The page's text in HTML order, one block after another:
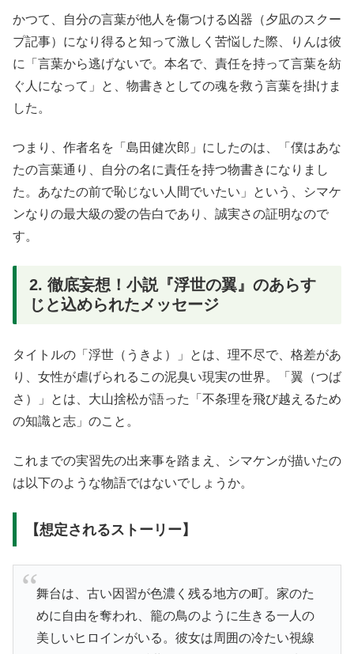
かつて、自分の言葉が他人を傷つける凶器（夕凪のスクー
プ記事）になり得ると知って激しく苦悩した際、りんは彼
に「言葉から逃げないで。本名で、責任を持って言葉を紡
ぐ人になって」と、物書きとしての魂を救う言葉を掛けま
した。
つまり、作者名を「島田健次郎」にしたのは、「僕はあな
たの言葉通り、自分の名に責任を持つ物書きになりまし
た。あなたの前で恥じない人間でいたい」という、シマケ
ンなりの最大級の愛の告白であり、誠実さの証明なので
す。
2. 徹底妄想！小説『浮世の翼』のあらす
じと込められたメッセージ
タイトルの「浮世（うきよ）」とは、理不尽で、格差があ
り、女性が虐げられるこの泥臭い現実の世界。「翼（つば
さ）」とは、大山捨松が語った「不条理を飛び越えるため
の知識と志」のこと。
これまでの実習先の出来事を踏まえ、シマケンが描いたの
は以下のような物語ではないでしょうか。
【想定されるストーリー】
舞台は、古い因習が色濃く残る地方の町。家のた
めに自由を奪われ、籠の鳥のように生きる一人の
美しいヒロインがいる。彼女は周囲の冷たい視線